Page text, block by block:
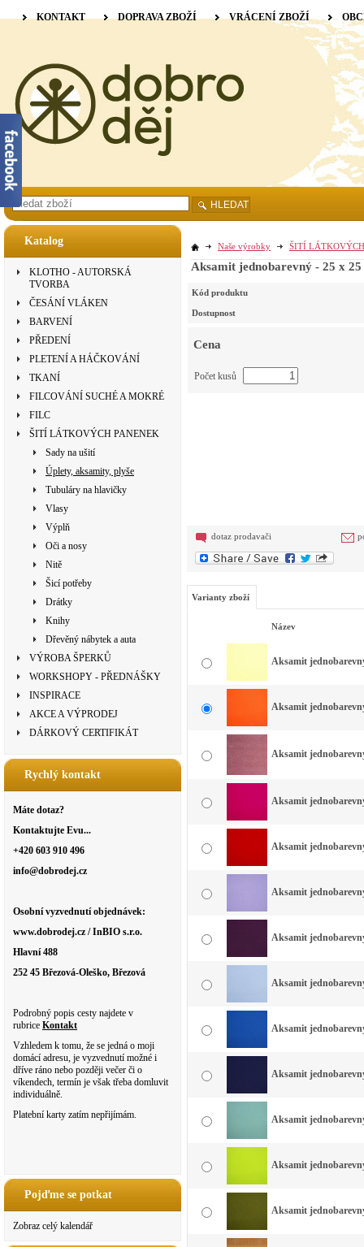
Katalog
KLOTHO - AUTORSKÁ
TVORBA
ČESÁNÍ VLÁKEN
BARVENÍ
PŘEDENÍ
PLETENÍ A HÁČKOVÁNÍ
TKANÍ
FILCOVÁNÍ SUCHÉ A MOKRÉ
FILC
ŠITÍ LÁTKOVÝCH PANENEK
Sady na ušití
Úplety, aksamity, plyše
Tubuláry na hlavičky
Vlasy
Výplň
Oči a nosy
Nitě
Šicí potřeby
Drátky
Knihy
Dřevěný nábytek a auta
VÝROBA ŠPERKŮ
WORKSHOPY - PŘEDNÁŠKY
INSPIRACE
AKCE A VÝPRODEJ
DÁRKOVÝ CERTIFIKÁT
Rychlý kontakt
Máte dotaz?
Kontaktujte Evu...
+420 603 910 496
info@dobrodej.cz
Osobní vyzvednutí objednávek:
www.dobrodej.cz / InBIO s.r.o.
Hlavní 488
252 45 Březová-Oleško, Březová
Podrobný popis cesty najdete v
rubrice Kontakt
Vzhledem k tomu, že se jedná o moji
domácí adresu, je vyzvednutí možné i
dříve ráno nebo později večer či o
víkendech, termín je však třeba domluvit
individuálně.
Platební karty zatím nepřijímám.
Pojďme se potkat
Zobraz celý kalendář
Naše výrobky ŠITÍ
Aksamit jednobarevný - 25 x
Kód produktu
Dostupnost
Cena
Počet kusů
dotaz prodavači
Varianty zboží
Název
Aksamit
Aksamit
Aksamit
Aksamit
Aksamit
Aksamit
Aksamit
Aksamit
Aksamit
Aksamit
Aksamit
Aksamit
Aksamit
KONTAKT DOPRAVA ZBOŽÍ VRÁCENÍ ZBOŽÍ
HLEDAT